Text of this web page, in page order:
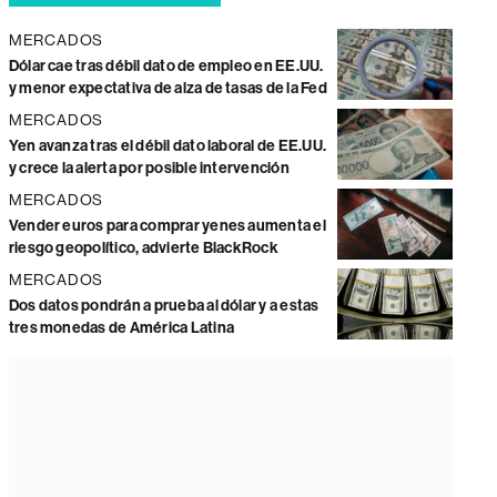
MERCADOS
Dólar cae tras débil dato de empleo en EE.UU.
y menor expectativa de alza de tasas de la Fed
MERCADOS
Yen avanza tras el débil dato laboral de EE.UU.
y crece la alerta por posible intervención
MERCADOS
Vender euros para comprar yenes aumenta el
riesgo geopolítico, advierte BlackRock
MERCADOS
Dos datos pondrán a prueba al dólar y a estas
tres monedas de América Latina